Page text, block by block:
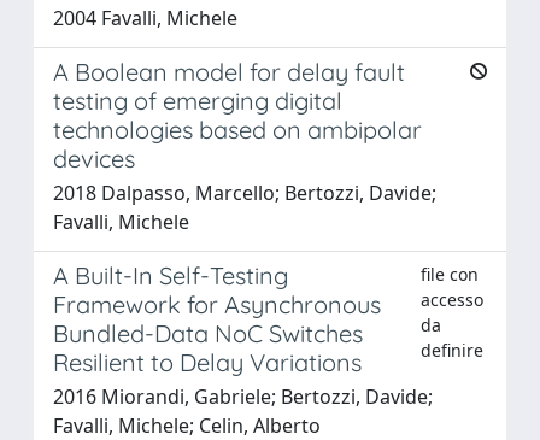
2004 Favalli, Michele
A Boolean model for delay fault
testing of emerging digital
technologies based on ambipolar
devices
2018 Dalpasso, Marcello; Bertozzi, Davide;
Favalli, Michele
A Built-In Self-Testing
Framework for Asynchronous
Bundled-Data NoC Switches
Resilient to Delay Variations
file con
accesso
da
definire
2016 Miorandi, Gabriele; Bertozzi, Davide;
Favalli, Michele; Celin, Alberto